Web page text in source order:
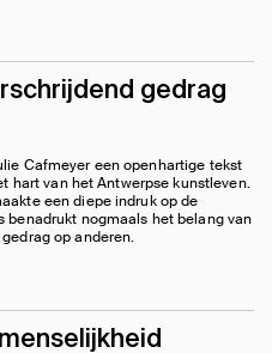
gedrag
Cafmeyer een openhartige tekst
hart van het Antwerpse kunstleven.
een diepe indruk op de
benadrukt nogmaals het belang van
op anderen.